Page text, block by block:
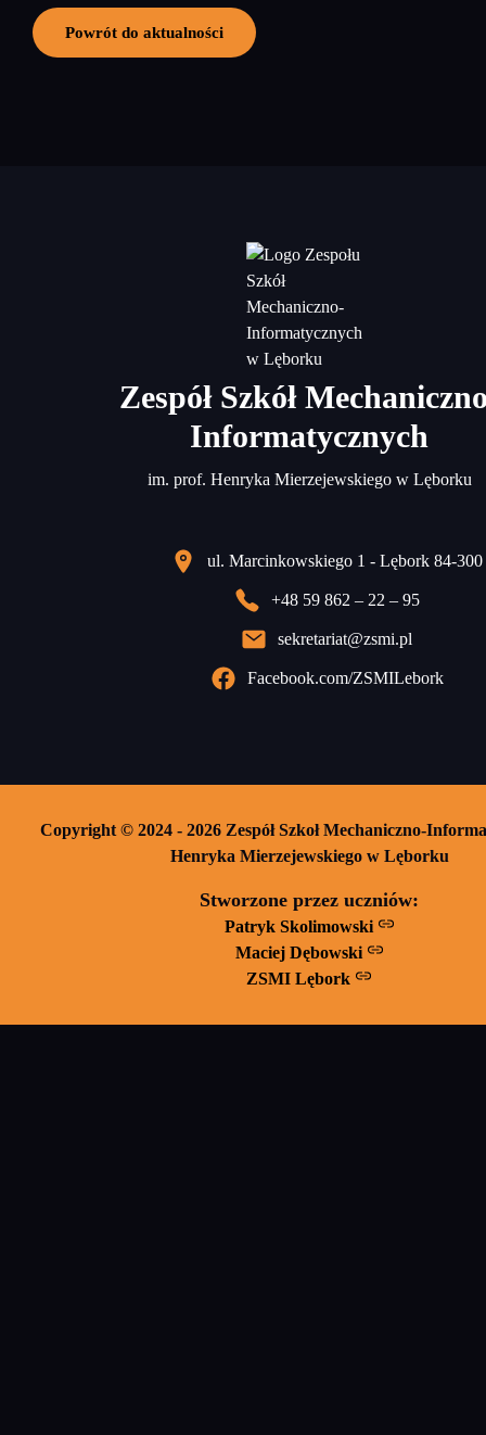
Powrót do aktualności
Zespół Szkół
Informatycznych
im. prof. Henryka Mierzejewskiego w Lęborku
ul. Marcinkowskiego 1 - Lębork 84-300
+48 59 862 – 22 – 95
sekretariat@zsmi.pl
Facebook.com/ZSMILebork
Copyright © 2024 - 2026 Zespół Szkoł Mechaniczno-
Henryka Mierzejewskiego w Lęborku
Stworzone przez uczniów:
Patryk Skolimowski
Maciej Dębowski
ZSMI Lębork